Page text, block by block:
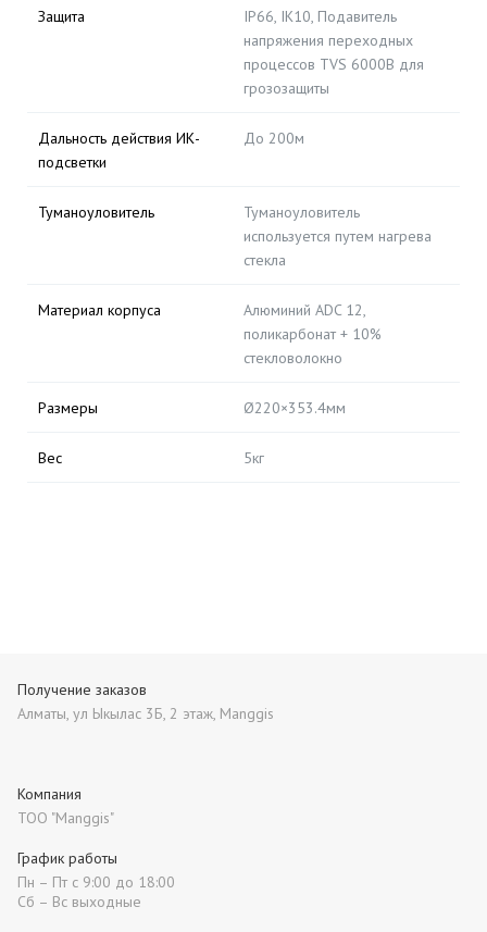
Защита
IP66, IK10, Подавитель
напряжения переходных
процессов TVS 6000В для
грозозащиты
Дальность действия ИК-
подсветки
До 200м
Туманоуловитель
Туманоуловитель
используется путем нагрева
стекла
Материал корпуса
Алюминий ADC 12,
поликарбонат + 10%
стекловолокно
Размеры Ø220×353.4мм
Вес 5кг
Получение заказов
Алматы, ул Ыкылас 3Б, 2 этаж, Manggis
Компания
ТОО "Manggis"
График работы
Пн – Пт с 9:00 до 18:00
Сб – Вс выходные